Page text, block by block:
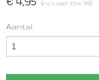
(inclusief btw 9%)
Aantal